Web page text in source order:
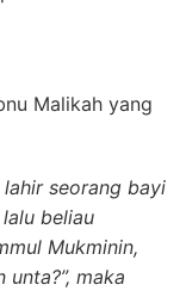
Malikah yang
lahir seorang bayi
beliau
Mukminin,
maka